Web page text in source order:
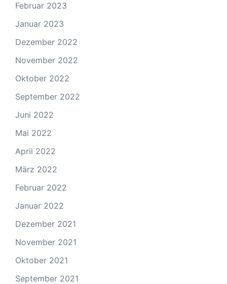
Februar 2023
Januar 2023
Dezember 2022
November 2022
Oktober 2022
September 2022
Juni 2022
Mai 2022
April 2022
März 2022
Februar 2022
Januar 2022
Dezember 2021
November 2021
Oktober 2021
September 2021